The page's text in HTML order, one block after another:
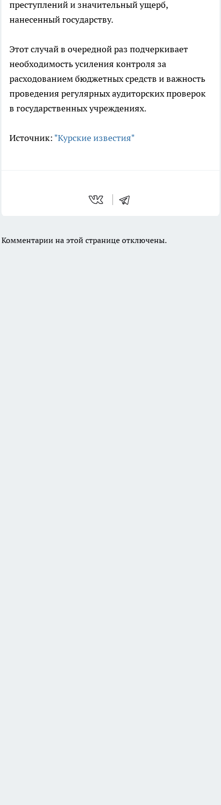
преступлений и значительный ущерб,
нанесенный государству.
Этот случай в очередной раз подчеркивает
необходимость усиления контроля за
расходованием бюджетных средств и важность
проведения регулярных аудиторских проверок
в государственных учреждениях.
Источник: "Курские известия"
Комментарии на этой странице отключены.